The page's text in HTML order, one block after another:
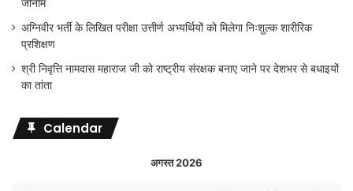
जीनोम
अग्निवीर भर्ती के लिखित परीक्षा उत्तीर्ण अभ्यर्थियों को मिलेगा निःशुल्क शारीरिक
प्रशिक्षण
श्री निवृत्ति नामदास महाराज जी को राष्ट्रीय संरक्षक बनाए जाने पर देशभर से बधाइयों
का तांता
Calendar
अगस्त 2026